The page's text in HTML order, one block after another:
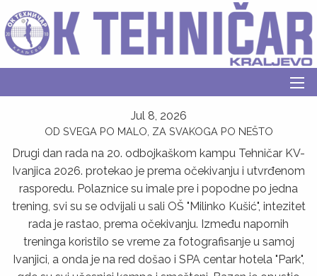
Jul 8, 2026
OD SVEGA PO MALO, ZA SVAKOGA PO NEŠTO
Drugi dan rada na 20. odbojkaškom kampu Tehničar KV-
Ivanjica 2026. protekao je prema očekivanju i utvrđenom
rasporedu. Polaznice su imale pre i popodne po jedna
trening, svi su se odvijali u sali OŠ "Milinko Kušić", intezitet
rada je rastao, prema očekivanju. Između napornih
treninga koristilo se vreme za fotografisanje u samoj
Ivanjici, a onda je na red došao i SPA centar hotela "Park",